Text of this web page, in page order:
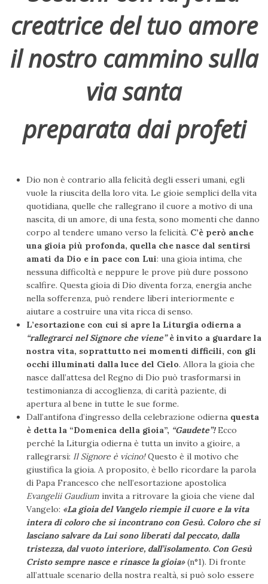
creatrice del tuo amore
il nostro cammino sulla
via santa
preparata dai profeti
Dio non è contrario alla felicità degli esseri umani, egli
vuole la riuscita della loro vita. Le gioie semplici della vita
quotidiana, quelle che rallegrano il cuore a motivo di una
nascita, di un amore, di una festa, sono momenti che danno
corpo al tendere umano verso la felicità. C’è però anche
una gioia più profonda, quella che nasce dal sentirsi
amati da Dio e in pace con Lui: una gioia intima, che
nessuna difficoltà e neppure le prove più dure possono
scalfire. Questa gioia di Dio diventa forza, energia anche
nella sofferenza, può rendere liberi interiormente e
aiutare a costruire una vita ricca di senso.
L’esortazione con cui si apre la Liturgia odierna a
“rallegrarci nel Signore che viene”è invito a guardare la
nostra vita, soprattutto nei momenti difficili, con gli
occhi illuminati dalla luce del Cielo. Allora la gioia che
nasce dall’attesa del Regno di Dio può trasformarsi in
testimonianza di accoglienza, di carità paziente, di
apertura al bene in tutte le sue forme.
Dall’antifona d’ingresso della celebrazione odierna questa
è detta la “Domenica della gioia”, “Gaudete”!Ecco
perché la Liturgia odierna è tutta un invito a gioire, a
rallegrarsi: Il Signore è vicino!Questo è il motivo che
giustifica la gioia. A proposito, è bello ricordare la parola
di Papa Francesco che nell’esortazione apostolica
Evangelii Gaudium invita a ritrovare la gioia che viene dal
Vangelo: «La gioia del Vangelo riempie il cuore e la vita
intera di coloro che si incontrano con Gesù. Coloro che si
lasciano salvare da Lui sono liberati dal peccato, dalla
tristezza, dal vuoto interiore, dall’isolamento. Con Gesù
Cristo sempre nasce e rinasce la gioia»(n°1). Di fronte
all’attuale scenario della nostra realtà, si può solo essere